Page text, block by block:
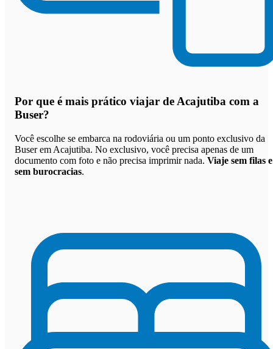
Por que é mais prático viajar de Acajutiba com a
Buser?
Você escolhe se embarca na rodoviária ou um ponto exclusivo da
Buser em Acajutiba. No exclusivo, você precisa apenas de um
documento com foto e não precisa imprimir nada. Viaje sem filas e
sem burocracias.